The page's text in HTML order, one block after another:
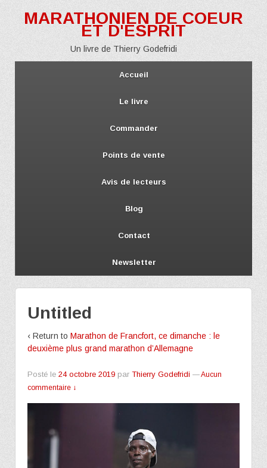
MARATHONIEN DE COEUR
ET D'ESPRIT
Un livre de Thierry Godefridi
Accueil
Le livre
Commander
Points de vente
Avis de lecteurs
Blog
Contact
Newsletter
Untitled
‹ Return to Marathon de Francfort, ce dimanche : le
deuxième plus grand marathon d’Allemagne
Posté le 24 octobre 2019 par Thierry Godefridi —Aucun
commentaire ↓